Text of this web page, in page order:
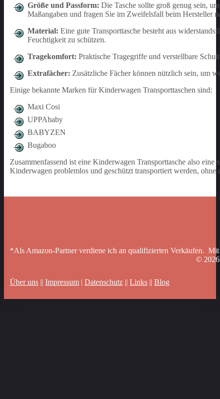
Größe und Passform: Die Tasche sollte groß genug sein,
Maßangaben und fragen Sie im Zweifelsfall beim Hersteller
Material: Eine gute Transporttasche besteht aus
Feuchtigkeit zu schützen.
Tragekomfort: Praktische Tragegriffe und verstellbare
Extrafächer: Zusätzliche Fächer können nützlich sein, um
Einige bekannte Marken für Kinderwagen Transporttaschen sind:
Maxi Cosi
UPPAbaby
BABYZEN
Bugaboo
Zusammenfassend ist eine Kinderwagen Transporttasche also
Kinderwagen problemlos und geschützt transportiert werden,
*Als Amazon-Partner verdiene ich an qualifizierten Verkäufen.
©
Über uns || Impressum | Datenschutz || Links || Blog